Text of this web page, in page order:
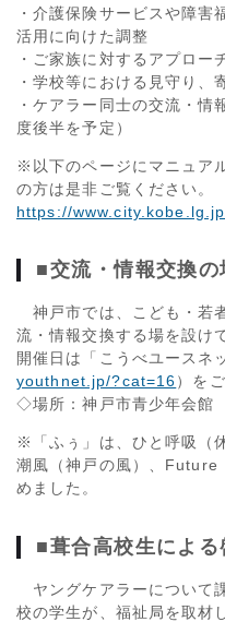
・介護保険サービスや障害
活用に向けた調整
・ご家族に対するアプロー
・学校等における見守り、
・ケアラー同士の交流・情
度後半を予定）
※以下のページにマニュア
の方は是非ご覧ください。
https://
■交流・情報交換の
神戸市では、こども・若
流・情報交換する場を設け
開催日は「こうべユースネ
youthnet.jp/?cat=16）を
◇場所：神戸市青少年会館
※「ふぅ」は、ひと呼吸（
潮風（神戸の風）、Future
めました。
■葺合高校生によ
ヤングケアラーについて
校の学生が、福祉局を取材